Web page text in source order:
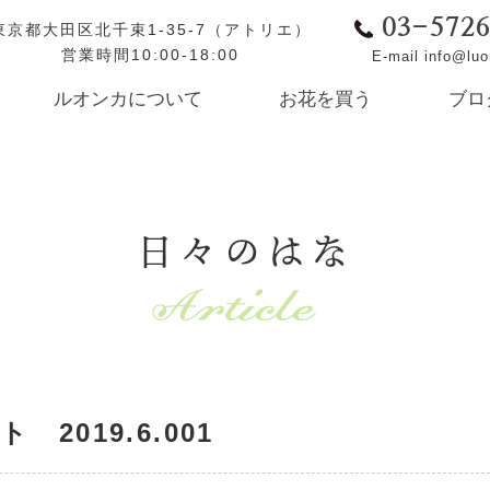
京都大田区北千束1-35-7（アトリエ）
営業時間10:00-18:00
03-
E-mail
ルオンカについて お花を買う ブロ
日々のはな
ト 2019.6.001